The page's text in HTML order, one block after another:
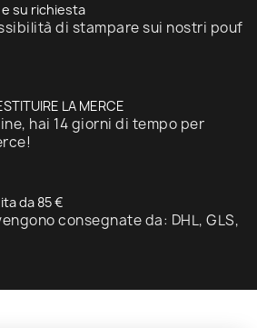
su richiesta
di stampare sui nostri pouf
LA MERCE
hai 14 giorni di tempo per
da 85 €
consegnate da: DHL, GLS,